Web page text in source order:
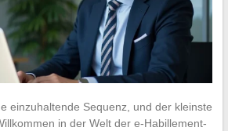
einzuhaltende Sequenz, und der kleinste
in der Welt der e-Habillement-